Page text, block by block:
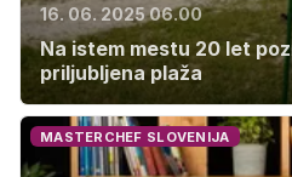
16. 06. 2025 06.00
Na istem mestu 20 let
priljubljena plaža
MASTERCHEF SLOVENIJA